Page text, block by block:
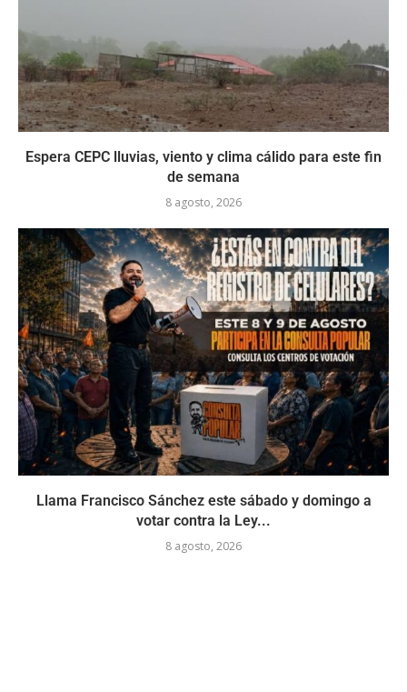
Espera CEPC lluvias, viento y clima cálido para este fin
de semana
8 agosto, 2026
Llama Francisco Sánchez este sábado y domingo a
votar contra la Ley...
8 agosto, 2026